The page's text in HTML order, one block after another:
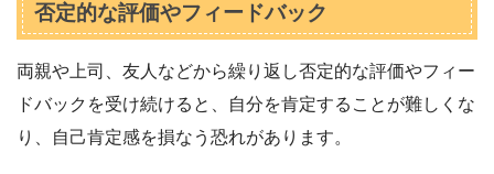
否定的な評価やフィードバック
両親や上司、友人などから繰り返し否定的な評価やフィー
ドバックを受け続けると、自分を肯定することが難しくな
り、自己肯定感を損なう恐れがあります。